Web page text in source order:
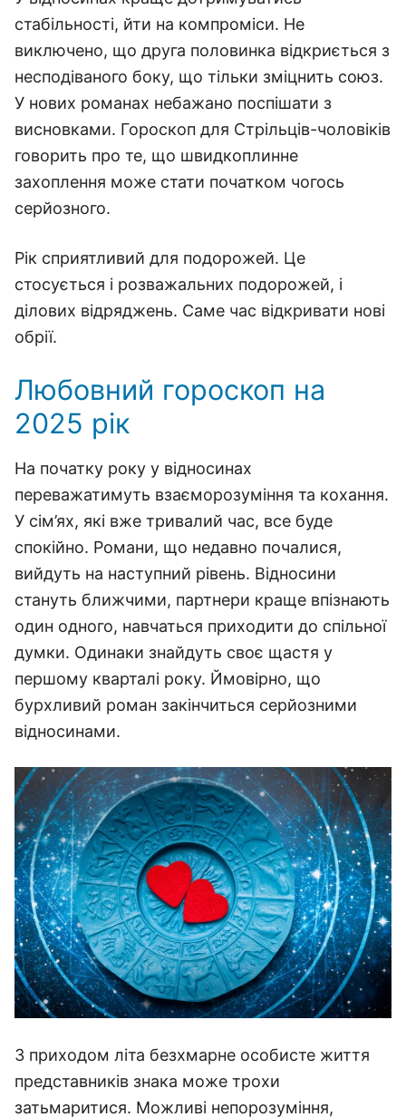
стабільності, йти на компроміси. Не
виключено, що друга половинка відкриється з
несподіваного боку, що тільки зміцнить союз.
У нових романах небажано поспішати з
висновками. Гороскоп для Стрільців-чоловіків
говорить про те, що швидкоплинне
захоплення може стати початком чогось
серйозного.
Рік сприятливий для подорожей. Це
стосується і розважальних подорожей, і
ділових відряджень. Саме час відкривати нові
обрії.
Любовний гороскоп на
2025 рік
На початку року у відносинах
переважатимуть взаєморозуміння та кохання.
У сім’ях, які вже тривалий час, все буде
спокійно. Романи, що недавно почалися,
вийдуть на наступний рівень. Відносини
стануть ближчими, партнери краще впізнають
один одного, навчаться приходити до спільної
думки. Одинаки знайдуть своє щастя у
першому кварталі року. Ймовірно, що
бурхливий роман закінчиться серйозними
відносинами.
З приходом літа безхмарне особисте життя
представників знака може трохи
затьмаритися. Можливі непорозуміння,